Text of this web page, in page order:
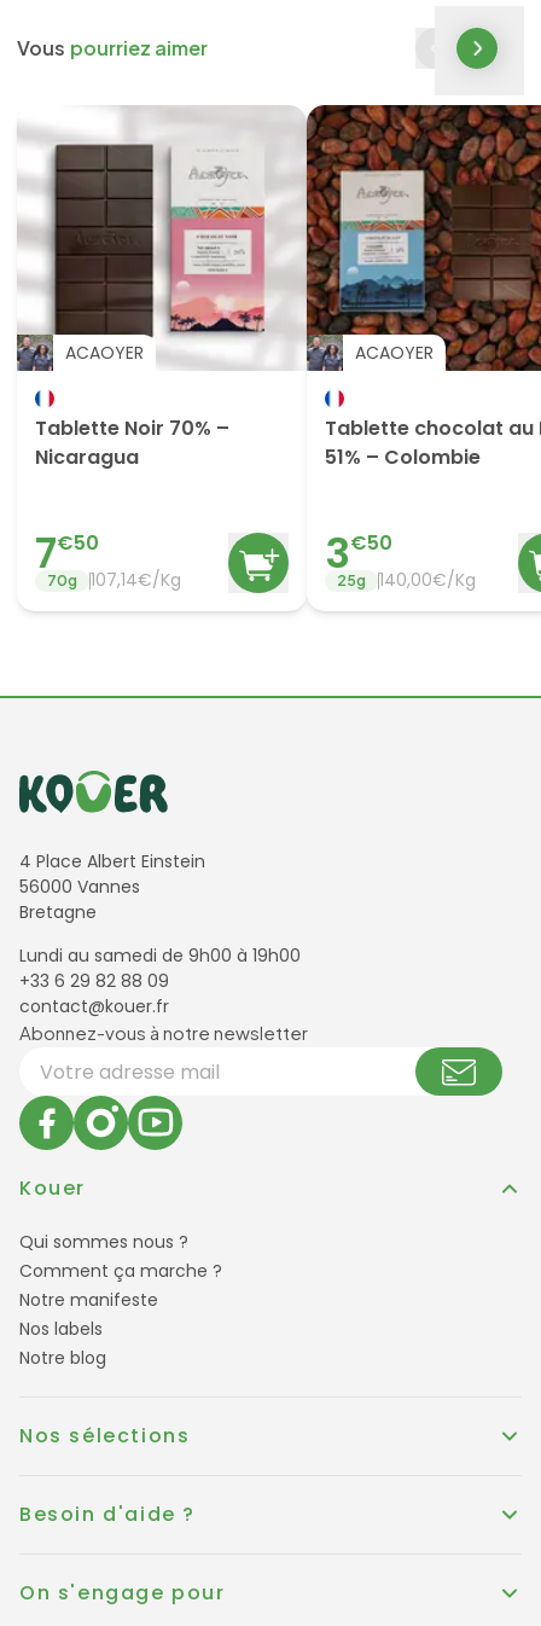
Vous pourriez aimer
ACAOYER
Tablette Noir 70% –
Nicaragua
7€50
70g 107,14€/Kg
ACAOYER
Tablette chocolat au
51% – Colombie
3€50
25g 140,00€/Kg
Informations de contact
4 Place Albert Einstein
56000 Vannes
Bretagne
Lundi au samedi de 9h00 à 19h00
+33 6 29 82 88 09
contact@kouer.fr
Newsletter et réseaux sociaux
Abonnez-vous à notre newsletter
Votre adresse email
Kouer
Qui sommes nous ?
Comment ça marche ?
Notre manifeste
Nos labels
Notre blog
Nos sélections
Besoin d'aide ?
On s'engage pour